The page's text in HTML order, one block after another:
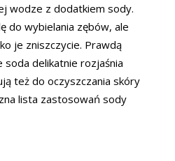
wodze z dodatkiem sody.
do wybielania zębów, ale
je zniszczycie. Prawdą
delikatnie rozjaśnia
też do oczyszczania skóry
lista zastosowań sody